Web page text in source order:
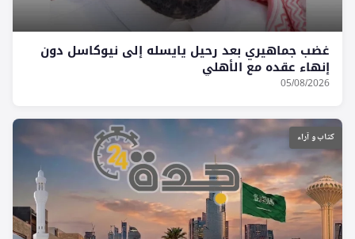
غضب جماهيري بعد رحيل يايسله إلى نيوكاسل دون
إنهاء عقده مع الأهلي
05/08/2026
كتاب و آراء